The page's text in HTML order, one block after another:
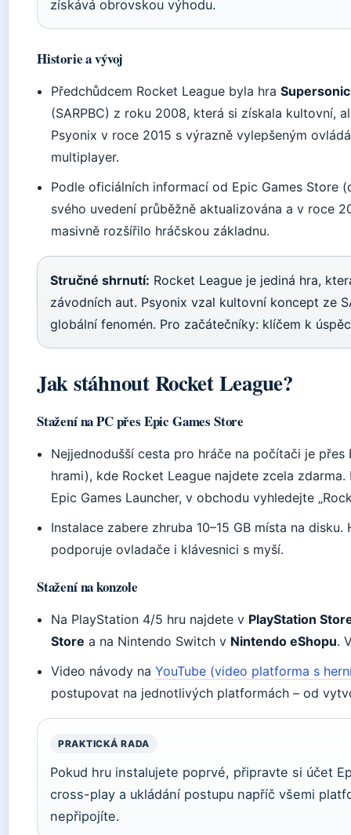
získává obrovskou výhodu.
Historie a vývoj
Předchůdcem Rocket League byla hra
(SARPBC) z roku 2008, která si získala kultovní,
Psyonix v roce 2015 s výrazně vylepšeným
multiplayer.
Podle oficiálních informací od Epic Games Store
svého uvedení průběžně aktualizována a v roce
masivně rozšířilo hráčskou základnu.
Stručné shrnutí: Rocket League je jediná hra,
závodních aut. Psyonix vzal kultovní koncept ze
globální fenomén. Pro začátečníky: klíčem k
Jak stáhnout Rocket League?
Stažení na PC přes Epic Games Store
Nejjednodušší cesta pro hráče na počítači je
hrami), kde Rocket League najdete zcela
Epic Games Launcher, v obchodu vyhledejte
Instalace zabere zhruba 10–15 GB místa na
podporuje ovladače i klávesnici s myší.
Stažení na konzole
Na PlayStation 4/5 hru najdete v PlayStation
Store a na Nintendo Switch v Nintendo eShopu.
Video návody naYouTube (video platforma s
postupovat na jednotlivých platformách – od
PRAKTICKÁ RADA
Pokud hru instalujete poprvé, připravte si účet
cross-play a ukládání postupu napříč všemi
nepřipojíte.